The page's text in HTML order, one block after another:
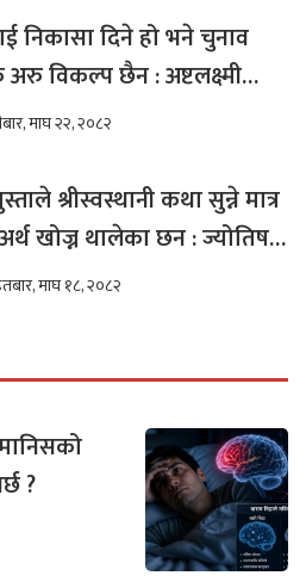
निकासा दिने हो भने चुनाव
विकल्प छैन : अष्टलक्ष्मी
माघ २२, २०८२
श्रीस्वस्थानी कथा सुन्ने मात्र
खोज्न थालेका छन : ज्योतिष
न्यौपाने
माघ १८, २०८२
?